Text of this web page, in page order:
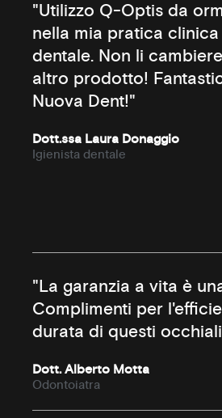
"Utilizzo Q-Optis da
nella mia pratica
dentale. Non li
altro prodotto!
Nuova Dent!"
Dott.ssa Laura Donaggio
Igienista dentale
"La garanzia a vita è
Complimenti per
durata di questi
Dott. Alberto Motta
Odontoiatra